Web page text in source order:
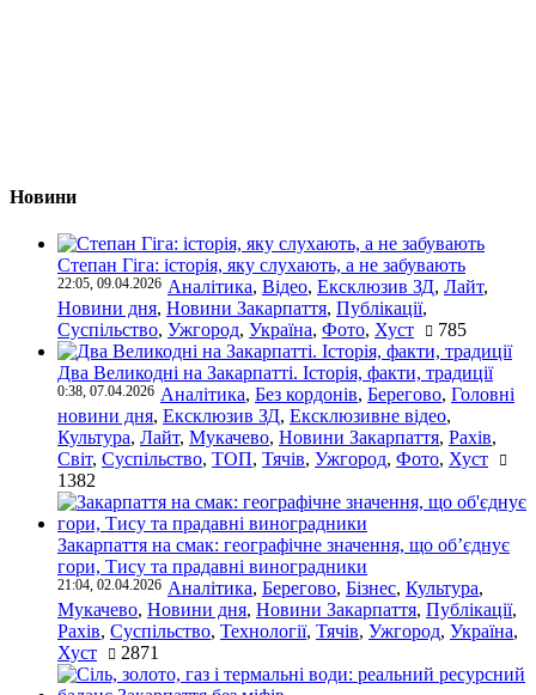
Новини
Степан Гіга: історія, яку слухають, а не забувають
22:05, 09.04.2026 Аналітика, Відео, Ексклюзив ЗД, Лайт,
Новини дня, Новини Закарпаття, Публікації,
Суспільство, Ужгород, Україна, Фото, Хуст 785
Два Великодні на Закарпатті. Історія, факти, традиції
0:38, 07.04.2026 Аналітика, Без кордонів, Берегово, Головні
новини дня, Ексклюзив ЗД, Ексклюзивне відео,
Культура, Лайт, Мукачево, Новини Закарпаття, Рахів,
Світ, Суспільство, ТОП, Тячів, Ужгород, Фото, Хуст
1382
Закарпаття на смак: географічне значення, що об’єднує
гори, Тису та прадавні виноградники
21:04, 02.04.2026 Аналітика, Берегово, Бізнес, Культура,
Мукачево, Новини дня, Новини Закарпаття, Публікації,
Рахів, Суспільство, Технології, Тячів, Ужгород, Україна,
Хуст
2871